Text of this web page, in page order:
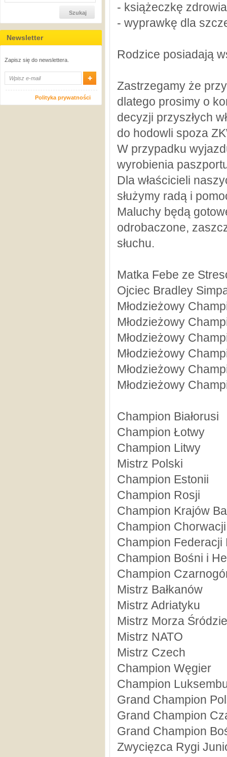
Newsletter
Zapisz się do newslettera.
Polityka prywatności
- książeczkę
- wyprawkę dla
Rodzice posiadają
Zastrzegamy że
dlatego prosimy o
decyzji przyszłych
do hodowli spoza
W przypadku
wyrobienia
Dla właścicieli
służymy radą i
Maluchy będą
odrobaczone,
słuchu.
Matka Febe ze
Ojciec Bradley
Młodzieżowy
Młodzieżowy
Młodzieżowy
Młodzieżowy
Młodzieżowy
Młodzieżowy
Champion Białorusi
Champion Łotwy
Champion Litwy
Mistrz Polski
Champion Estonii
Champion Rosji
Champion Krajów
Champion Chorwacji
Champion
Champion Bośni i
Champion
Mistrz Bałkanów
Mistrz Adriatyku
Mistrz Morza
Mistrz NATO
Mistrz Czech
Champion Węgier
Champion
Grand Champion
Grand Champion
Grand Champion
Zwycięzca Rygi